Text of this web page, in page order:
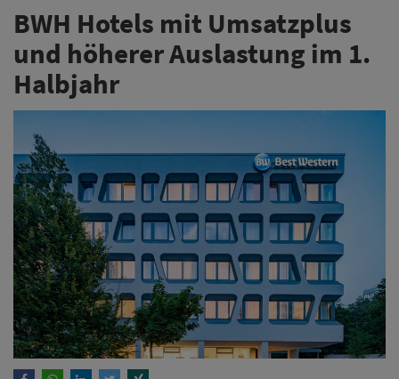
BWH Hotels mit Umsatzplus
und höherer Auslastung im 1.
Halbjahr